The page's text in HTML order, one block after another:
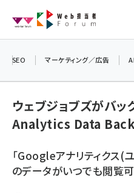
ン
ai (2801)
SEO マーケティング／広告 AI
ウェブジョブズがバ
Analytics Data
「Googleアナリティクス(
のデータがいつでも閲覧